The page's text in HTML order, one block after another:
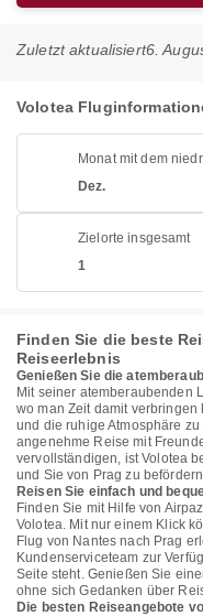
Zuletzt aktualisiert6.
Volotea
Monat mit dem
Dez.
Zielorte insgesamt
1
Finden Sie die beste
Reiseerlebnis
Genießen Sie die
Mit seiner atemberaubenden
wo man Zeit damit
und die ruhige Atmosphäre
angenehme Reise mit
vervollständigen, ist Volotea
und Sie von Prag zu
Reisen Sie einfach und
Finden Sie mit Hilfe von
Volotea. Mit nur einem Klick
Flug von Nantes nach Prag
Kundenserviceteam zur
Seite steht. Genießen Sie
ohne sich Gedanken über
Die besten Reiseangebote